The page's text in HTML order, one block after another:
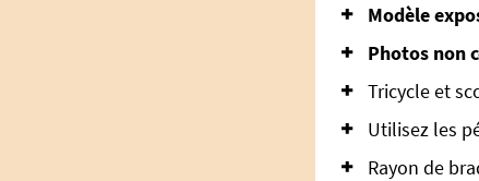
Modèle
Photos non
Tricycle et
Utilisez les
Rayon de